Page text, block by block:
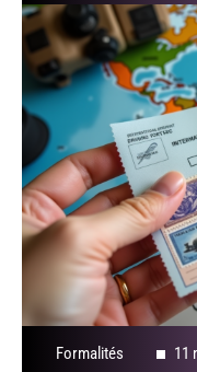
Formalités 11